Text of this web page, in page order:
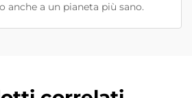
anche a un pianeta più sano.